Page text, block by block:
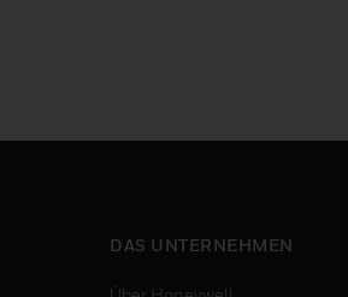
DAS UNTERNEHMEN